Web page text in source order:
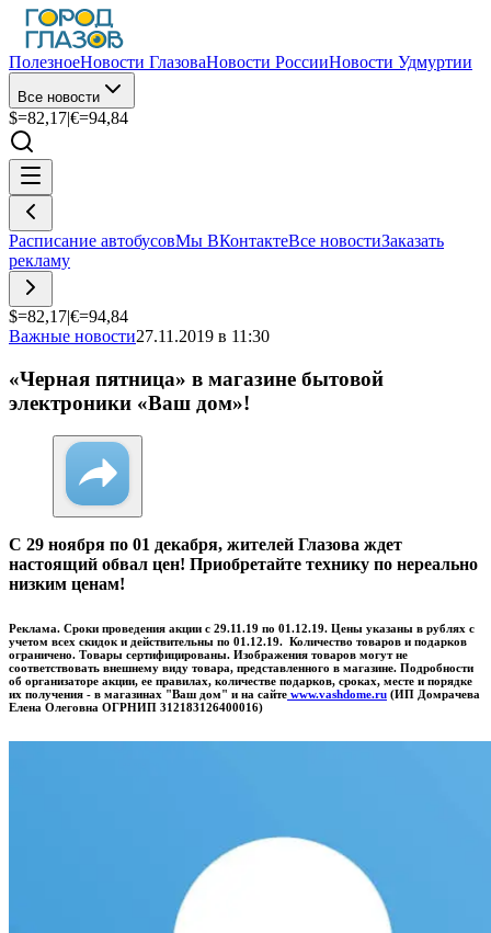
ПолезноеНовости ГлазоваНовости РоссииНовости Удмуртии
Все новости
$=82,17|€=94,84
Расписание автобусовМы ВКонтактеВсе новостиЗаказать
рекламу
$=82,17|€=94,84
Важные новости27.11.2019 в 11:30
«Черная пятница» в магазине бытовой
электроники «Ваш дом»!
С 29 ноября по 01 декабря, жителей Глазова ждет
настоящий обвал цен! Приобретайте технику по нереально
низким ценам!
Реклама. Сроки проведения акции с 29.11.19 по 01.12.19. Цены указаны в рублях с
учетом всех скидок и действительны по 01.12.19. Количество товаров и подарков
ограничено. Товары сертифицированы. Изображения товаров могут не
соответствовать внешнему виду товара, представленного в магазине. Подробности
об организаторе акции, ее правилах, количестве подарков, сроках, месте и порядке
их получения - в магазинах "Ваш дом" и на сайте www.vashdome.ru (ИП Домрачева
Елена Олеговна ОГРНИП 312183126400016)